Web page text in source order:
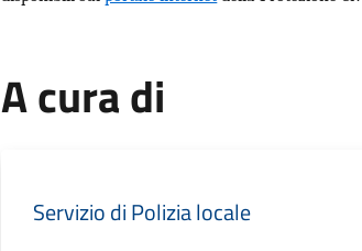
A cura di
Servizio di Polizia locale